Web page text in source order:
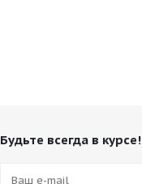
Будьте всегда в курсе!